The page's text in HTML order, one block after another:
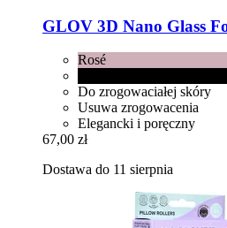
GLOV 3D Nano Glass
Rosé
Do zrogowaciałej skóry
Usuwa zrogowacenia
Elegancki i poręczny
67,00 zł
Dostawa do 11 sierpnia